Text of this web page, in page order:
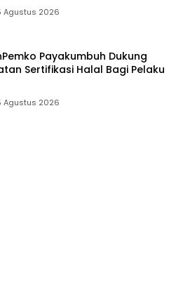
Agustus 2026
Payakumbuh Dukung
Sertifikasi Halal Bagi Pelaku
Agustus 2026